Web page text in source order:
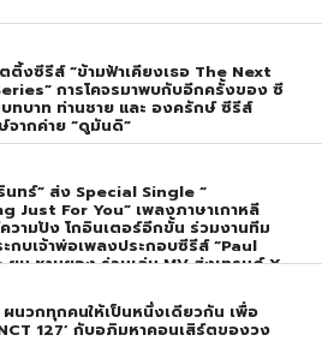
งซีรีส์ “ข้ามฟ้าเคียงเธอ The Next
การโคจรมาพบกับอีกครั้งของ ซี
ทบาท ท่านชาย และ องครักษ์ ซีรีส์
ากค่าย “ดูมันดิ”
นทร์” ส่ง Special Single “
Just For You” เพลงภาษาเกาหลี
วามปัง โกอินเตอร์อีกขั้น ร่วมงานทีม
ะกบเจ้าพ่อเพลงประกอบซีรีส์ “Paul
ยุน ชานยอง ร่วมเล่น MV ส่งเทรนด์ X
บ 1 โลก
ผนวกทุกคนให้เป็นหนึ่งเดียวกัน เพื่อ
127’ กับอภิมหาคอนเสิร์ตของวง